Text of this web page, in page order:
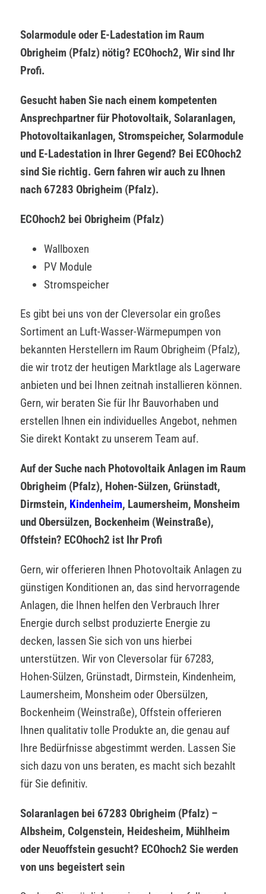
Solarmodule oder E-Ladestation im Raum
Obrigheim (Pfalz) nötig? ECOhoch2, Wir sind Ihr
Profi.
Gesucht haben Sie nach einem kompetenten
Ansprechpartner für Photovoltaik, Solaranlagen,
Photovoltaikanlagen, Stromspeicher, Solarmodule
und E-Ladestation in Ihrer Gegend? Bei ECOhoch2
sind Sie richtig. Gern fahren wir auch zu Ihnen
nach 67283 Obrigheim (Pfalz).
ECOhoch2 bei Obrigheim (Pfalz)
Wallboxen
PV Module
Stromspeicher
Es gibt bei uns von der Cleversolar ein großes
Sortiment an Luft-Wasser-Wärmepumpen von
bekannten Herstellern im Raum Obrigheim (Pfalz),
die wir trotz der heutigen Marktlage als Lagerware
anbieten und bei Ihnen zeitnah installieren können.
Gern, wir beraten Sie für Ihr Bauvorhaben und
erstellen Ihnen ein individuelles Angebot, nehmen
Sie direkt Kontakt zu unserem Team auf.
Auf der Suche nach Photovoltaik Anlagen im Raum
Obrigheim (Pfalz), Hohen-Sülzen, Grünstadt,
Dirmstein, Kindenheim, Laumersheim, Monsheim
und Obersülzen, Bockenheim (Weinstraße),
Offstein? ECOhoch2 ist Ihr Profi
Gern, wir offerieren Ihnen Photovoltaik Anlagen zu
günstigen Konditionen an, das sind hervorragende
Anlagen, die Ihnen helfen den Verbrauch Ihrer
Energie durch selbst produzierte Energie zu
decken, lassen Sie sich von uns hierbei
unterstützen. Wir von Cleversolar für 67283,
Hohen-Sülzen, Grünstadt, Dirmstein, Kindenheim,
Laumersheim, Monsheim oder Obersülzen,
Bockenheim (Weinstraße), Offstein offerieren
Ihnen qualitativ tolle Produkte an, die genau auf
Ihre Bedürfnisse abgestimmt werden. Lassen Sie
sich dazu von uns beraten, es macht sich bezahlt
für Sie definitiv.
Solaranlagen bei 67283 Obrigheim (Pfalz) –
Albsheim, Colgenstein, Heidesheim, Mühlheim
oder Neuoffstein gesucht? ECOhoch2 Sie werden
von uns begeistert sein